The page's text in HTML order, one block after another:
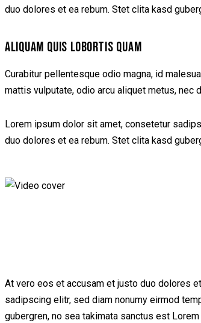
duo dolores et ea rebum. Stet clita kasd
ALIQUAM QUIS LOBORTIS QUAM
Curabitur pellentesque odio magna, id
mattis vulputate, odio arcu aliquet metus, nec
Lorem ipsum dolor sit amet, consetetur
duo dolores et ea rebum. Stet clita kasd
At vero eos et accusam et justo duo dolores
sadipscing elitr, sed diam nonumy eirmod
gubergren, no sea takimata sanctus est